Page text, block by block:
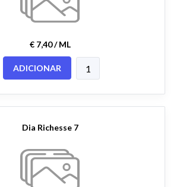
€ 7,40 / ML
ADICIONAR
Dia Richesse 7